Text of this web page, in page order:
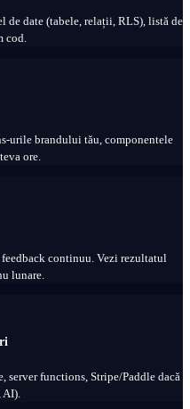
de date (tabele, relații, RLS), listă de
cod.
urile brandului tău, componentele
ore.
continuu. Vezi rezultatul
lunare.
server functions, Stripe/Paddle dacă